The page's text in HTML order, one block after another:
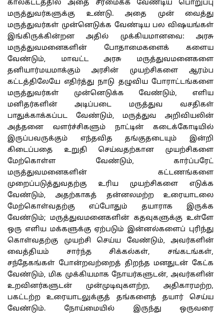
காலகட்டத்தில் அதை சீரமைக்க வேண்டிய பொறுப்பு
மருத்துவர்களுக்கு உண்டு. அதை முன் வைத்து
மருத்துவர்கள் முன்னெடுக்க வேண்டிய பல விஷயங்கள்
இங்கிருக்கின்றன அதில் முக்கியமானவை: அரசு
மருத்துவமனைகளின் போதாமைகளைக் களைய
வேண்டும், மாவட்ட அரசு மருத்துவமனைகளை
தனியார்மயமாக்கும் அரசின் முயற்சிகளை ஆரம்ப
கட்டத்திலேயே எதிர்த்து நாடு தழுவிய போராட்டங்களை
மருத்துவர்கள் முன்னெடுக்க வேண்டும், எளிய
மனிதர்களின் அடிப்படை மருத்துவ வசதிகள்
பாதுக்காக்கப்பட வேண்டும், மருத்துவ அறிவியலின்
அத்தனை வளர்ச்சிகளும் நாட்டின் கடைக்கோடியில்
இருப்பவருக்கும் எந்தவித தங்குதடையும் இன்றி
கிடைப்பதை உறுதி செய்வதற்கான முயற்சிகளை
மேற்கொள்ள வேண்டும், கார்ப்பரேட்
மருத்துவமனைகளின் கட்டணங்களை
முறைப்படுத்துவதற்கு உரிய முயற்சிகளை எடுக்க
வேண்டும், அதற்காகத் தன்னலமற்ற உரையாடலை
மேற்கொள்வதற்கு எப்போதும் தயாராக இருக்க
வேண்டும்; மருத்துவமனைகளின் கதவுகளுக்கு உள்ளே
ஒரு எளிய மக்களுக்கு ஏற்படும் இன்னல்களைப் புரிந்து
கொள்வதற்கு முயற்சி செய்ய வேண்டும், அவர்களின்
வைத்தியம் சார்ந்த சிக்கல்கள், சங்கடங்கள்,
சந்தேகங்கள் போன்றவற்றைத் திறந்த மனதுடன் கேட்க
வேண்டும், மிக முக்கியமாக நோயர்களுடன், அவர்களின்
உறவினர்களுடன் முன்முடிவுகளற்ற, அதிகாரமற்ற,
பகட்டற்ற உரையாடலுக்குத் தங்களைத் தயார் செய்ய
வேண்டும். நோய்மையில் இருந்து ஒருவரை